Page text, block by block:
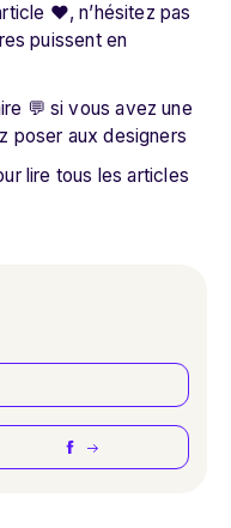
❤️, n’hésitez pas
puissent en
💬 si vous avez une
poser aux designers
lire tous les articles